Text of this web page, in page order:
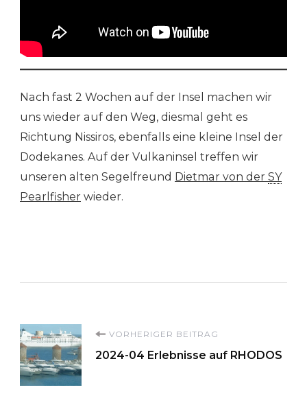
Nach fast 2 Wochen auf der Insel machen wir
uns wieder auf den Weg, diesmal geht es
Richtung Nissiros, ebenfalls eine kleine Insel der
Dodekanes. Auf der Vulkaninsel treffen wir
unseren alten Segelfreund Dietmar von der SY
Pearlfisher wieder.
Beitragsnavigation
VORHERIGER BEITRAG
2024-04 Erlebnisse auf RHODOS